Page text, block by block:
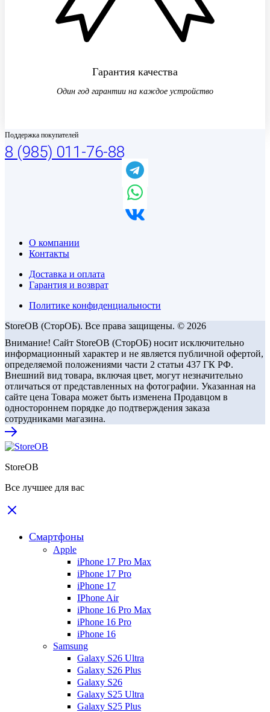
Гарантия качества
Один год гарантии на каждое устройство
Поддержка покупателей
8 (985) 011-76-88
О компании
Контакты
Доставка и оплата
Гарантия и возврат
Политике конфиденциальности
StoreOB (CторОБ). Все права защищены. © 2026
Внимание! Сайт StoreOB (СторОБ) носит исключительно
информационный характер и не является публичной офертой,
определяемой положениями части 2 статьи 437 ГК РФ.
Внешний вид товара, включая цвет, могут незначительно
отличаться от представленных на фотографии. Указанная на
сайте цена Товара может быть изменена Продавцом в
одностороннем порядке до подтверждения заказа
сотрудниками магазина.
StoreOB
Все лучшее для вас
Смартфоны
Apple
iPhone 17 Pro Max
iPhone 17 Pro
iPhone 17
IPhone Air
iPhone 16 Pro Max
iPhone 16 Pro
iPhone 16
Samsung
Galaxy S26 Ultra
Galaxy S26 Plus
Galaxy S26
Galaxy S25 Ultra
Galaxy S25 Plus